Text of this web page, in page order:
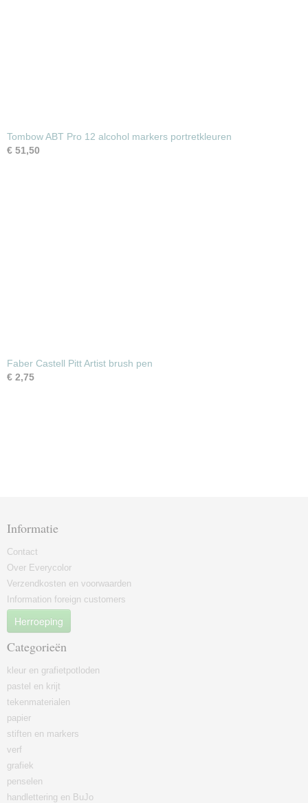
Tombow ABT Pro 12 alcohol markers portretkleuren
€ 51,50
Faber Castell Pitt Artist brush pen
€ 2,75
Informatie
Contact
Over Everycolor
Verzendkosten en voorwaarden
Information foreign customers
Herroeping
Categorieën
kleur en grafietpotloden
pastel en krijt
tekenmaterialen
papier
stiften en markers
verf
grafiek
penselen
handlettering en BuJo